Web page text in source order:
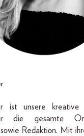
ist unsere kreative
die gesamte
Redaktion. Mit